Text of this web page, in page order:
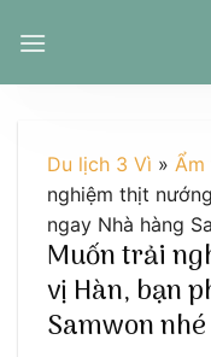
đến
Du lịch 3 Vì » Ẩm
nghiệm thịt
ngay Nhà hàng
Muốn trải
vị Hàn, bạn
Samwon nhé